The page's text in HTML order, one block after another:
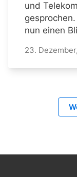
und
nun einen
23.